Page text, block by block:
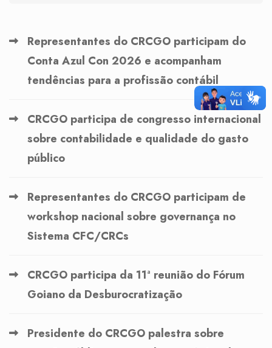
Representantes do CRCGO participam do
Conta Azul Con 2026 e acompanham
tendências para a profissão contábil
CRCGO participa de congresso internacional
sobre contabilidade e qualidade do gasto
público
Representantes do CRCGO participam de
workshop nacional sobre governança no
Sistema CFC/CRCs
CRCGO participa da 11ª reunião do Fórum
Goiano da Desburocratização
Presidente do CRCGO palestra sobre